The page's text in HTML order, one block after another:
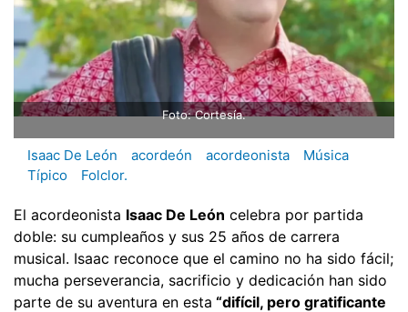
Foto: Cortesía.
Isaac De León acordeón acordeonista
Música
Típico
Folclor.
El acordeonista Isaac De León celebra por partida
doble: su cumpleaños y sus 25 años de carrera
musical. Isaac reconoce que el camino no ha sido fácil;
mucha perseverancia, sacrificio y dedicación han sido
parte de su aventura en esta “difícil, pero gratificante